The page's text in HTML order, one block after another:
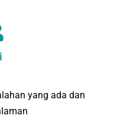
yang ada dan